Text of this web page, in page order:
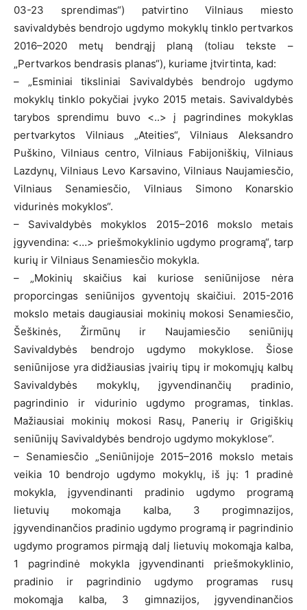
03-23 sprendimas“) patvirtino Vilniaus miesto
savivaldybės bendrojo ugdymo mokyklų tinklo pertvarkos
2016–2020 metų bendrąjį planą (toliau tekste –
„Pertvarkos bendrasis planas“), kuriame įtvirtinta, kad:
– „Esminiai tiksliniai Savivaldybės bendrojo ugdymo
mokyklų tinklo pokyčiai įvyko 2015 metais. Savivaldybės
tarybos sprendimu buvo <..> į pagrindines mokyklas
pertvarkytos Vilniaus „Ateities“, Vilniaus Aleksandro
Puškino, Vilniaus centro, Vilniaus Fabijoniškių, Vilniaus
Lazdynų, Vilniaus Levo Karsavino, Vilniaus Naujamiesčio,
Vilniaus Senamiesčio, Vilniaus Simono Konarskio
vidurinės mokyklos“.
– Savivaldybės mokyklos 2015–2016 mokslo metais
įgyvendina: <…> priešmokyklinio ugdymo programą“, tarp
kurių ir Vilniaus Senamiesčio mokykla.
– „Mokinių skaičius kai kuriose seniūnijose nėra
proporcingas seniūnijos gyventojų skaičiui. 2015-2016
mokslo metais daugiausiai mokinių mokosi Senamiesčio,
Šeškinės, Žirmūnų ir Naujamiesčio seniūnijų
Savivaldybės bendrojo ugdymo mokyklose. Šiose
seniūnijose yra didžiausias įvairių tipų ir mokomųjų kalbų
Savivaldybės mokyklų, įgyvendinančių pradinio,
pagrindinio ir vidurinio ugdymo programas, tinklas.
Mažiausiai mokinių mokosi Rasų, Panerių ir Grigiškių
seniūnijų Savivaldybės bendrojo ugdymo mokyklose“.
– Senamiesčio „Seniūnijoje 2015–2016 mokslo metais
veikia 10 bendrojo ugdymo mokyklų, iš jų: 1 pradinė
mokykla, įgyvendinanti pradinio ugdymo programą
lietuvių mokomąja kalba, 3 progimnazijos,
įgyvendinančios pradinio ugdymo programą ir pagrindinio
ugdymo programos pirmąją dalį lietuvių mokomąja kalba,
1 pagrindinė mokykla įgyvendinanti priešmokyklinio,
pradinio ir pagrindinio ugdymo programas rusų
mokomąja kalba, 3 gimnazijos, įgyvendinančios